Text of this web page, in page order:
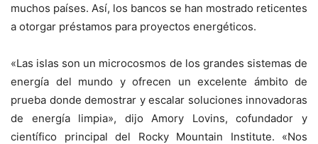
muchos países. Así, los bancos se han mostrado reticentes
a otorgar préstamos para proyectos energéticos.
«Las islas son un microcosmos de los grandes sistemas de
energía del mundo y ofrecen un excelente ámbito de
prueba donde demostrar y escalar soluciones innovadoras
de energía limpia», dijo Amory Lovins, cofundador y
científico principal del Rocky Mountain Institute. «Nos